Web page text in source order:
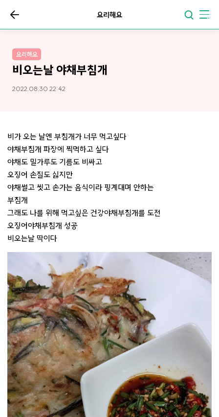
요리해요
요리해요
비오는날 야채부침개
2022.08.30 22:42
비가 오는 날엔 부침개가 너무 먹고싶다
야채부침개 파장에 찍먹하고 싶다
야채도 밀가루도 기름도 비싸고
오징어 손질도 싫지만
야채썰고 씻고 손가는 음식이라 핑계대며 안하는
부침개
그래도 나를 위해 먹고싶은 건강야채부침개를 도전
오징어야채부침개 성공
비오는날 딱이다